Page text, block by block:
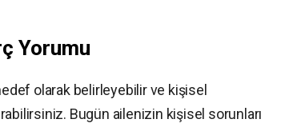
Yorumu
olarak belirleyebilir ve kişisel
Bugün ailenizin kişisel sorunları